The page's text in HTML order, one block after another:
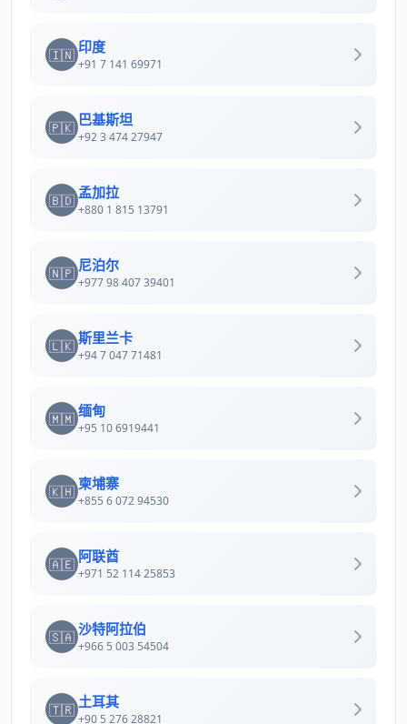
🇮🇳 印度
+91 7 141 69971
🇵🇰 巴基斯坦
+92 3 474 27947
🇧🇩 孟加拉
+880 1 815 13791
🇳🇵 尼泊尔
+977 98 407 39401
🇱🇰 斯里兰卡
+94 7 047 71481
🇲🇲 缅甸
+95 10 6919441
🇰🇭 柬埔寨
+855 6 072 94530
🇦🇪 阿联酋
+971 52 114 25853
🇸🇦 沙特阿拉伯
+966 5 003 54504
🇹🇷 土耳其
+90 5 276 28821